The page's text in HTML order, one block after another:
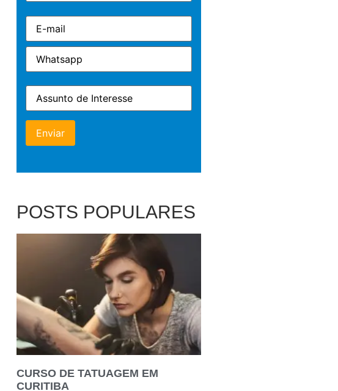
POSTS POPULARES
CURSO DE TATUAGEM EM
CURITIBA